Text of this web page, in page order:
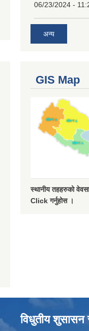
06/23/2024 -
अन्य
GIS Map
स्थानीय तहहरुको
Click गर्नुहोस ।
विधुतीय शुसासन